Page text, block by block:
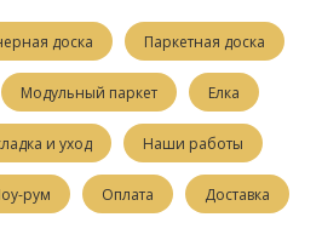
доска Паркетная доска
Модульный паркет Елка
и уход Наши работы
рум Оплата Доставка